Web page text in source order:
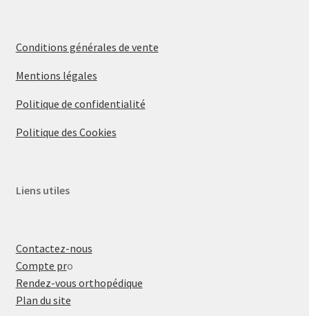
Conditions générales de vente
Mentions légales
Politique de confidentialité
Politique des Cookies
Liens utiles
Contactez-nous
Compte pro
Rendez-vous orthopédique
Plan du site